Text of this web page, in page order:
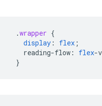
.wrapper {
display : flex ;
reading-flow : flex-
}